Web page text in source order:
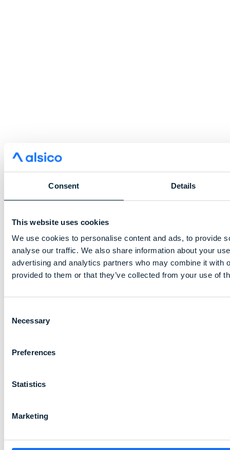
Consent Details
This website uses cookies
We use cookies to personalise content and ads, to provide
analyse our traffic. We also share information about your
advertising and analytics partners who may combine it with
provided to them or that they’ve collected from your use of
Selection
Necessary
Preferences
Statistics
Marketing
Eine neue Dimension von
Komfort
Dank außergewöhnlichem Stretch, hoher
Multirisk-Flammschutz bietet unser Kibo-Gewebe mit
anspruchsvollen Arbeitsumgebung Komfort und
die vielseitigen Ausführungen die Anforderungen von